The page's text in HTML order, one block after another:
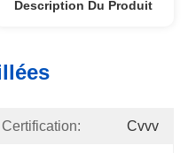
Description Du Produit
Certification: Cvvv